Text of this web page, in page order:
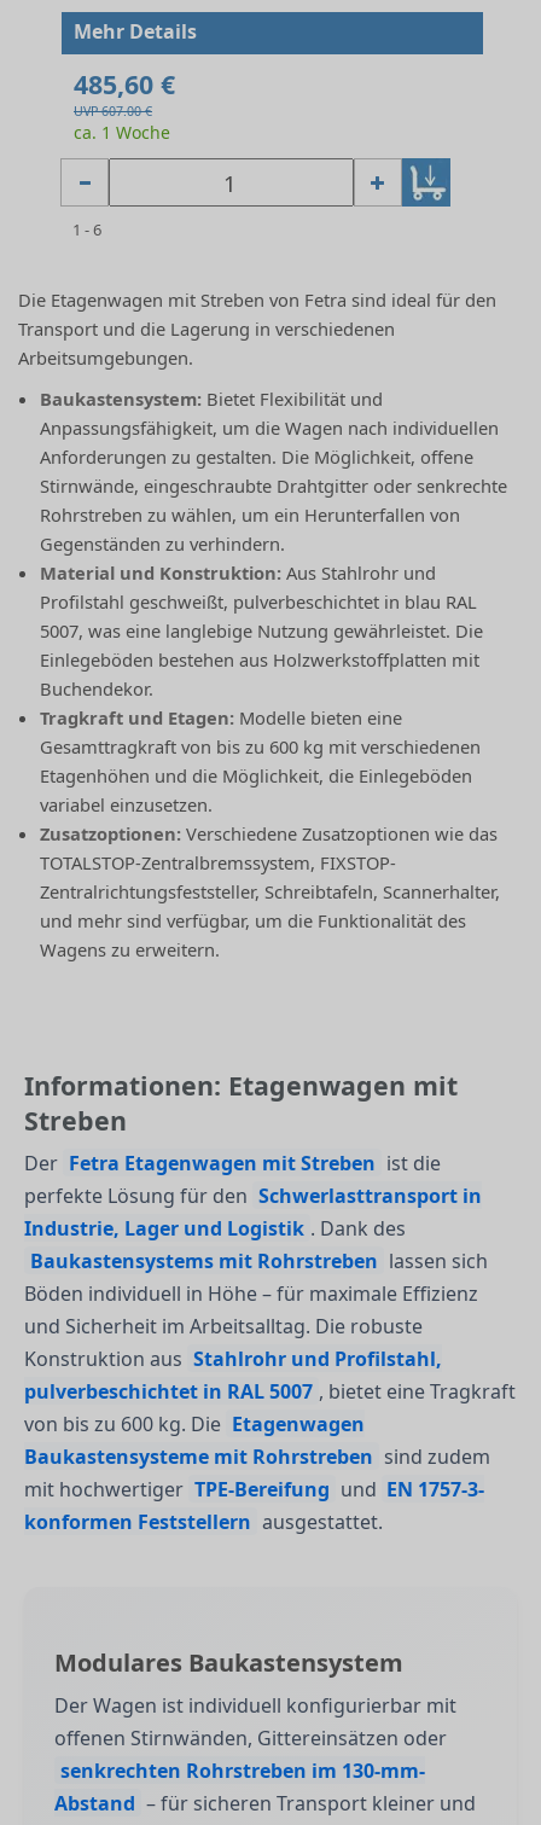
Mehr Details
485,60 €
UVP 607.00 €
ca. 1 Woche
1 - 6
Die Etagenwagen mit Streben von Fetra sind ideal für den
Transport und die Lagerung in verschiedenen
Arbeitsumgebungen.
Baukastensystem: Bietet Flexibilität und
Anpassungsfähigkeit, um die Wagen nach individuellen
Anforderungen zu gestalten. Die Möglichkeit, offene
Stirnwände, eingeschraubte Drahtgitter oder senkrechte
Rohrstreben zu wählen, um ein Herunterfallen von
Gegenständen zu verhindern​.
Material und Konstruktion: Aus Stahlrohr und
Profilstahl geschweißt, pulverbeschichtet in blau RAL
5007, was eine langlebige Nutzung gewährleistet. Die
Einlegeböden bestehen aus Holzwerkstoffplatten mit
Buchendekor​​.
Tragkraft und Etagen: Modelle bieten eine
Gesamttragkraft von bis zu 600 kg mit verschiedenen
Etagenhöhen und die Möglichkeit, die Einlegeböden
variabel einzusetzen​​.
Zusatzoptionen: Verschiedene Zusatzoptionen wie das
TOTALSTOP-Zentralbremssystem, FIXSTOP-
Zentralrichtungsfeststeller, Schreibtafeln, Scannerhalter,
und mehr sind verfügbar, um die Funktionalität des
Wagens zu erweitern​​.
Informationen: Etagenwagen mit
Streben
Der Fetra Etagenwagen mit Streben ist die
perfekte Lösung für den Schwerlasttransport in
Industrie, Lager und Logistik . Dank des
Baukastensystems mit Rohrstreben lassen sich
Böden individuell in Höhe – für maximale Effizienz
und Sicherheit im Arbeitsalltag. Die robuste
Konstruktion aus Stahlrohr und Profilstahl,
pulverbeschichtet in RAL 5007 , bietet eine Tragkraft
von bis zu 600 kg. Die Etagenwagen
Baukastensysteme mit Rohrstreben sind zudem
mit hochwertiger TPE-Bereifung und EN 1757-3-
konformen Feststellern ausgestattet.
Modulares Baukastensystem
Der Wagen ist individuell konfigurierbar mit
offenen Stirnwänden, Gittereinsätzen oder
senkrechten Rohrstreben im 130-mm-
Abstand – für sicheren Transport kleiner und